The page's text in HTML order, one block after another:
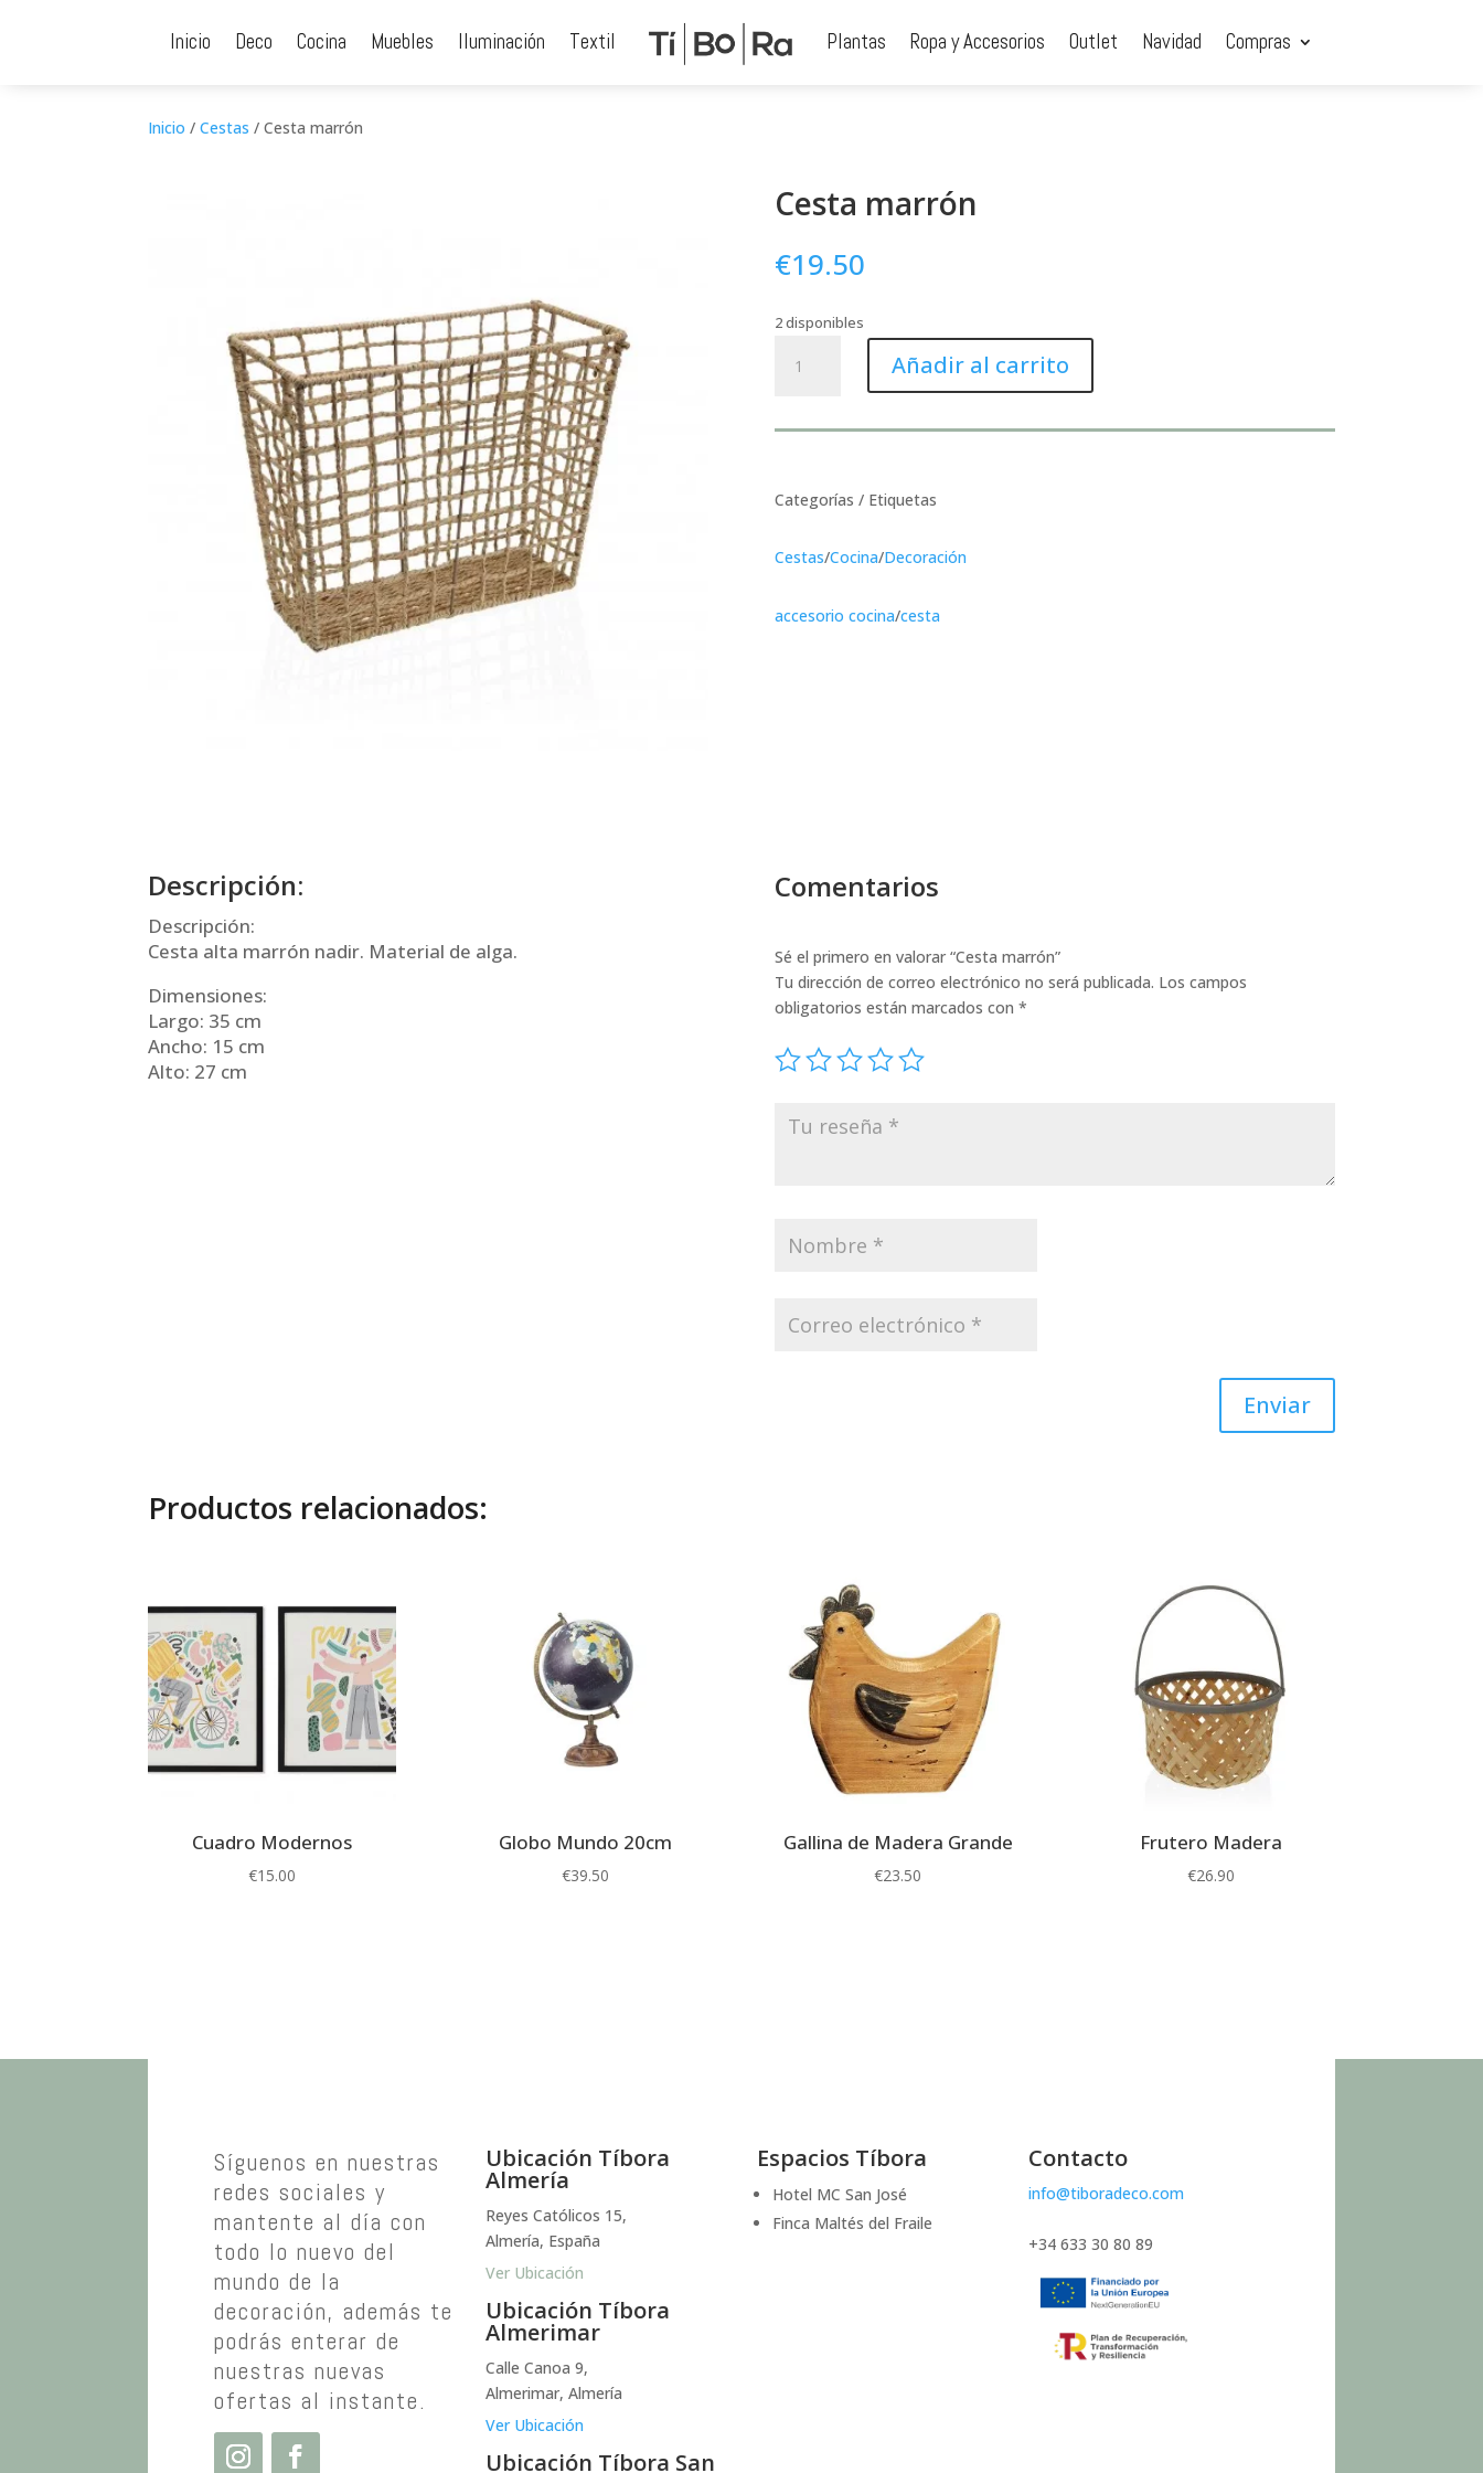
Inicio Deco Cocina Muebles Iluminación Textil Plantas Ropa y Accesorios Outlet Navidad Compras
Inicio /Cestas / Cesta marrón
Cesta marrón
€19.50
2 disponibles
marrón
Añadir al carrito
Categorías / Etiquetas
Cestas/Cocina/Decoración
accesorio cocina/cesta
Descripción:
Descripción:
Cesta alta marrón nadir. Material de alga.
Dimensiones:
Largo: 35 cm
Ancho: 15 cm
Alto: 27 cm
Comentarios
Sé el primero en valorar “Cesta marrón”
Tu dirección de correo electrónico no será publicada. Los campos
obligatorios están marcados con *
Enviar
Productos relacionados:
Cuadro Modernos
€15.00
Globo Mundo 20cm
€39.50
Gallina de Madera Grande
€23.50
Frutero Madera
€26.90
Síguenos en nuestras
redes sociales y
mantente al día con
todo lo nuevo del
mundo de la
decoración, además te
podrás enterar de
nuestras nuevas
ofertas al instante.
Ubicación Tíbora
Almería
Reyes Católicos 15,
Almería, España
Ver Ubicación
Ubicación Tíbora
Almerimar
Calle Canoa 9,
Almerimar, Almería
Ver Ubicación
Ubicación Tíbora San
Espacios Tíbora
Hotel MC San José
Finca Maltés del Fraile
Contacto
info@tiboradeco.com
+34 633 30 80 89